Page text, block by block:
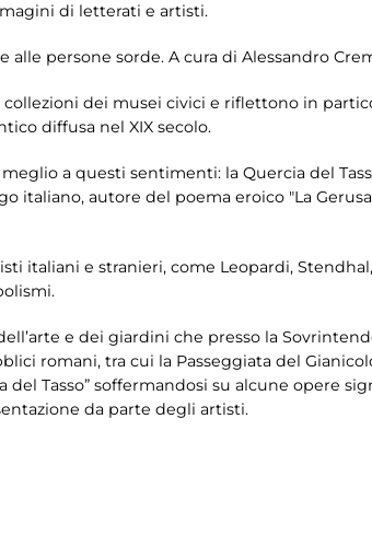
di letterati e artisti.
alle persone sorde. A cura di Alessandro
dei musei civici e riflettono in
diffusa nel XIX secolo.
a questi sentimenti: la Quercia del
italiano, autore del poema eroico "La
italiani e stranieri, come Leopardi,
e dei giardini che presso la
romani, tra cui la Passeggiata del
del Tasso” soffermandosi su alcune opere
da parte degli artisti.